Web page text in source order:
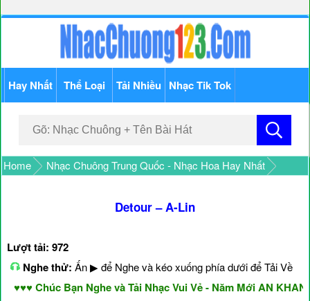
Hay Nhất Thể Loại Tải Nhiều Nhạc Tik Tok
Home Nhạc Chuông Trung Quốc - Nhạc Hoa Hay Nhất
Detour – A-Lin
Lượt tải: 972
Nghe thử: Ấn ▶ để Nghe và kéo xuống phía dưới để Tải Về
Chúc Bạn Nghe và Tải Nhạc Vui Vẻ - Năm Mới AN KHANG &